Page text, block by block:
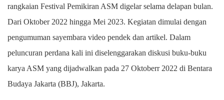
rangkaian Festival Pemikiran ASM digelar selama delapan bulan.
Dari Oktober 2022 hingga Mei 2023. Kegiatan dimulai dengan
pengumuman sayembara video pendek dan artikel. Dalam
peluncuran perdana kali ini diselenggarakan diskusi buku-buku
karya ASM yang dijadwalkan pada 27 Oktoberr 2022 di Bentara
Budaya Jakarta (BBJ), Jakarta.